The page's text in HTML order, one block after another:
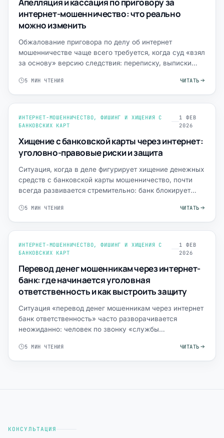
Апелляция и кассация по приговору за
интернет-мошенничество: что реально
можно изменить
Обжалование приговора по делу об интернет
мошенничестве чаще всего требуется, когда суд «взял
за основу» версию следствия: переписку, выписки
5 МИН ЧТЕНИЯ ЧИТАТЬ
ИНТЕРНЕТ-МОШЕННИЧЕСТВО, ФИШИНГ И ХИЩЕНИЯ С
БАНКОВСКИХ КАРТ
1 ФЕВ
2026
Хищение с банковской карты через интернет:
уголовно-правовые риски и защита
Ситуация, когда в деле фигурирует хищение денежных
средств с банковской карты мошенничество, почти
всегда развивается стремительно: банк блокирует
5 МИН ЧТЕНИЯ ЧИТАТЬ
ИНТЕРНЕТ-МОШЕННИЧЕСТВО, ФИШИНГ И ХИЩЕНИЯ С
БАНКОВСКИХ КАРТ
1 ФЕВ
2026
Перевод денег мошенникам через интернет-
банк: где начинается уголовная
ответственность и как выстроить защиту
Ситуация «перевод денег мошенникам через интернет
банк ответственность» часто разворачивается
неожиданно: человек по звонку «службы
5 МИН ЧТЕНИЯ ЧИТАТЬ
КОНСУЛЬТАЦИЯ